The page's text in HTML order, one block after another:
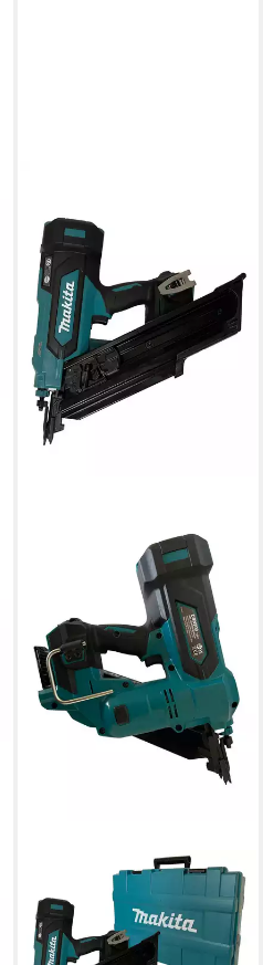
Druckluft-Nagler DBN900ZK,
inkl. Transportkoffer, Akku-
Streifennagler LXT / 18V /